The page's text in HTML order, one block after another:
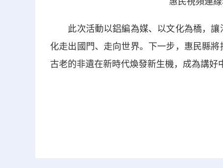
此次活動以鋁編為媒、以文化為橋，讓
化走出國門、走向世界。下一步，惠民縣
古老的非遺在新時代煥發新生機，成為講好